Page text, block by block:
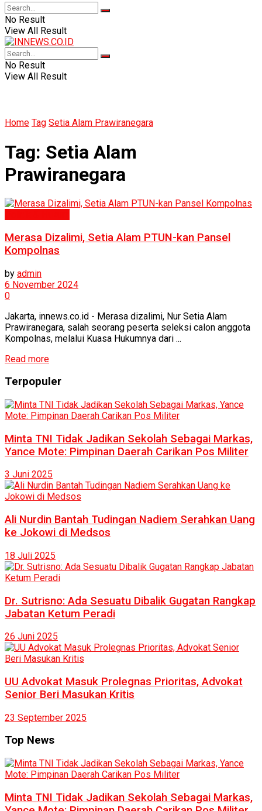
No Result
View All Result
No Result
View All Result
Home Tag Setia Alam Prawiranegara
Tag: Setia Alam
Prawiranegara
Merasa Dizalimi, Setia Alam PTUN-kan Pansel
Kompolnas
by admin
6 November 2024
0
Jakarta, innews.co.id - Merasa dizalimi, Nur Setia Alam
Prawiranegara, salah seorang peserta seleksi calon anggota
Kompolnas, melalui Kuasa Hukumnya dari ...
Read more
Terpopuler
Minta TNI Tidak Jadikan Sekolah Sebagai Markas,
Yance Mote: Pimpinan Daerah Carikan Pos Militer
3 Juni 2025
Ali Nurdin Bantah Tudingan Nadiem Serahkan Uang
ke Jokowi di Medsos
18 Juli 2025
Dr. Sutrisno: Ada Sesuatu Dibalik Gugatan Rangkap
Jabatan Ketum Peradi
26 Juni 2025
UU Advokat Masuk Prolegnas Prioritas, Advokat
Senior Beri Masukan Kritis
23 September 2025
Top News
Minta TNI Tidak Jadikan Sekolah Sebagai Markas,